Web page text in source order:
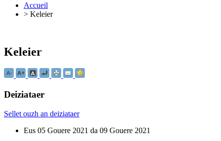
Accueil
> Keleier
Keleier
Deiziataer
Sellet ouzh an deiziataer
Eus 05 Gouere 2021 da 09 Gouere 2021